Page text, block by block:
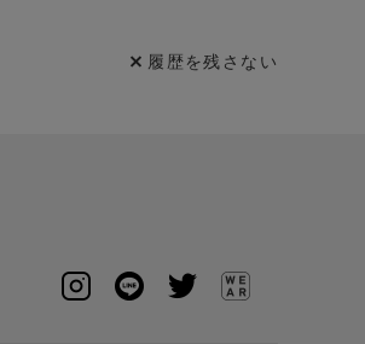
履歴を残さない